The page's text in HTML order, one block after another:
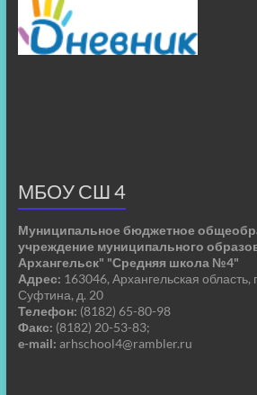
МБОУ СШ 4
Муниципальное бюджетное
учреждение муниципального
Архангельск" "Средняя школа №4"
Адрес: 163046, Архангельская область,
Суфтина, д. 20
Телефон: (8182) 65-80-98
Факс: (8182) 20-53-83;
e-mail: arhschool4@rambler.ru